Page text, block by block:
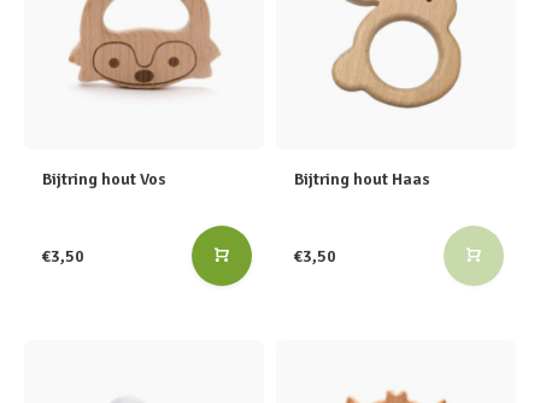
Bijtring hout Vos
€3,50
Bijtring hout Haas
€3,50